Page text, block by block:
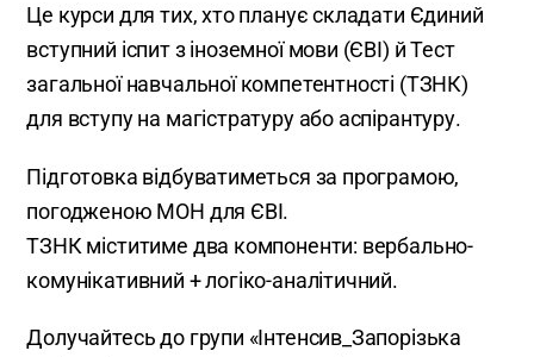
Це курси для тих, хто планує складати Єдиний
вступний іспит з іноземної мови (ЄВІ) й Тест
загальної навчальної компетентності (ТЗНК)
для вступу на магістратуру або аспірантуру.
Підготовка відбуватиметься за програмою,
погодженою МОН для ЄВІ.
ТЗНК міститиме два компоненти: вербально-
комунікативний + логіко-аналітичний.
Долучайтесь до групи «Інтенсив_Запорізька